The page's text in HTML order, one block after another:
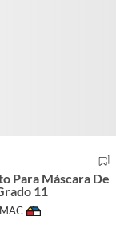
Para Máscara De
11